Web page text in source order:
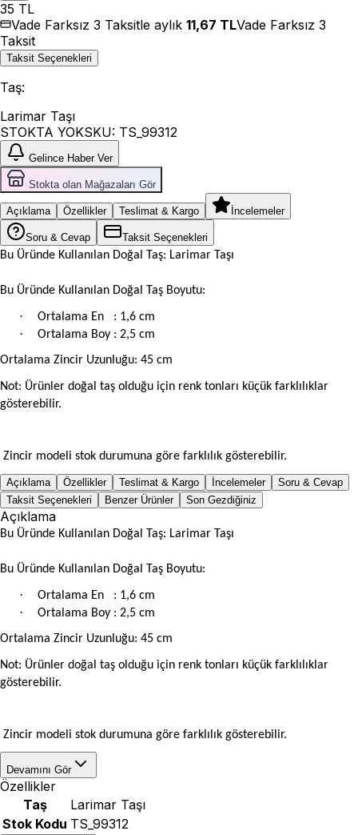
35 TL
Vade Farksız 3 Taksitle aylık 11,67 TLVade Farksız 3
Taksit
Taksit Seçenekleri
Taş:
Larimar Taşı
STOKTA YOKSKU: TS_99312
Gelince Haber Ver
Stokta olan Mağazaları Gör
Açıklama Özellikler Teslimat & Kargo İncelemeler
Soru & Cevap Taksit Seçenekleri
Bu Üründe Kullanılan Doğal Taş: Larimar Taşı
Bu Üründe Kullanılan Doğal Taş Boyutu:
· Ortalama En : 1,6 cm
· Ortalama Boy : 2,5 cm
Ortalama Zincir Uzunluğu: 45 cm
Not: Ürünler doğal taş olduğu için renk tonları küçük farklılıklar
gösterebilir.
Zincir modeli stok durumuna göre farklılık gösterebilir.
Açıklama Özellikler Teslimat & Kargo İncelemeler
Soru & Cevap
Taksit Seçenekleri
Benzer Ürünler Son Gezdiğiniz
Açıklama
Bu Üründe Kullanılan Doğal Taş: Larimar Taşı
Bu Üründe Kullanılan Doğal Taş Boyutu:
· Ortalama En : 1,6 cm
· Ortalama Boy : 2,5 cm
Ortalama Zincir Uzunluğu: 45 cm
Not: Ürünler doğal taş olduğu için renk tonları küçük farklılıklar
gösterebilir.
Zincir modeli stok durumuna göre farklılık gösterebilir.
Devamını Gör
Özellikler
Taş
Larimar Taşı
Stok Kodu TS_99312